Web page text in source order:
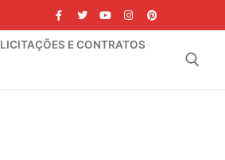
LICITAÇÕES E CONTRATOS